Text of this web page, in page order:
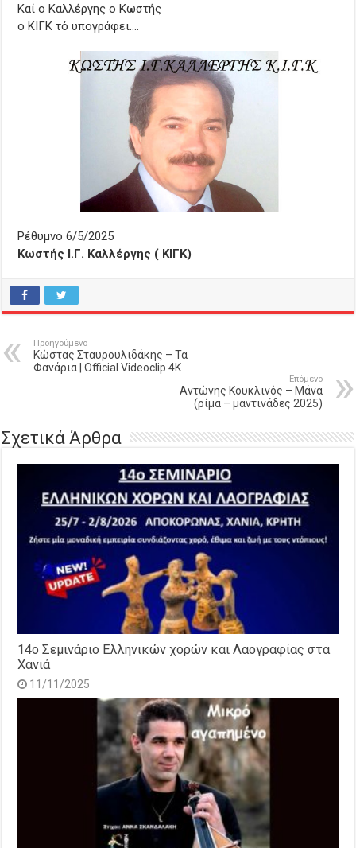
Καί ο Καλλέργης ο Κωστής
ο ΚΙΓΚ τό υπογράφει….
Ρέθυμνο 6/5/2025
Κωστής Ι.Γ. Καλλέργης ( ΚΙΓΚ)
Προηγούμενο
Κώστας Σταυρουλιδάκης – Τα
Φανάρια | Official Videoclip 4Κ
Επόμενο
Αντώνης Κουκλινός – Μάνα
(ρίμα – μαντινάδες 2025)
Σχετικά Άρθρα
14o Σεμινάριο Ελληνικών χορών και Λαογραφίας στα
Χανιά
11/11/2025